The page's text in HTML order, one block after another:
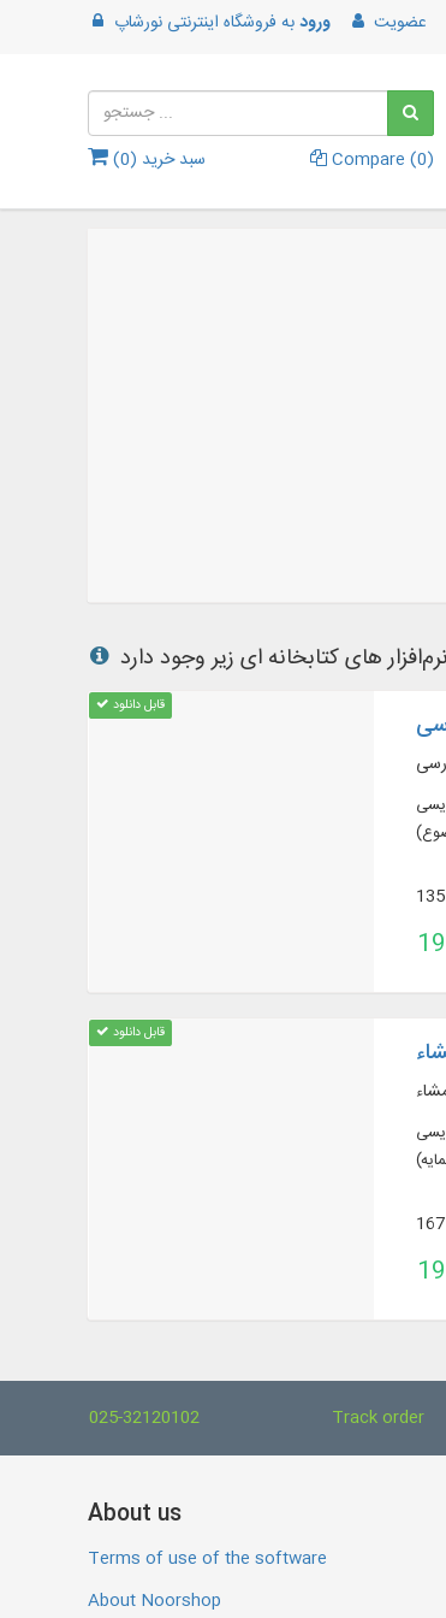
ورودبه فروشگاه اینترنتی نورشاپ عضویت
سبد خرید (0
) Compare (0)
قابل دانلود
چکیده‌نویسی
قابل دانلود
چکیده‌نویسی
025-32120102 Track order
About us
Terms of use of the software
About Noorshop